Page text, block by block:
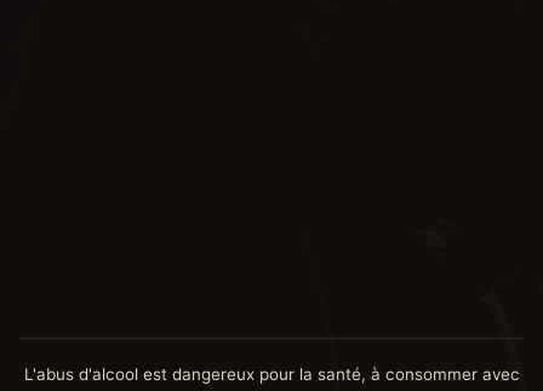
L'abus d'alcool est dangereux pour la santé, à consommer avec